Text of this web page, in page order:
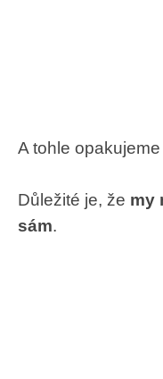
A tohle
Důležité je, že my
sám.